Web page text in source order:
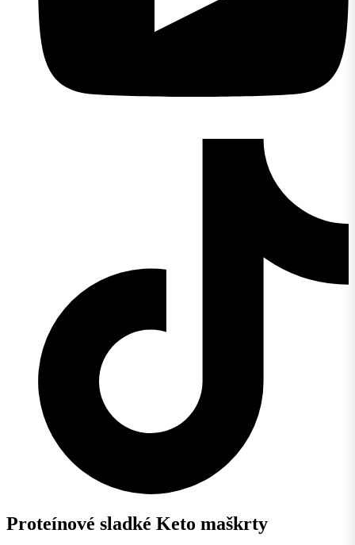
Proteínové sladké Keto maškrty